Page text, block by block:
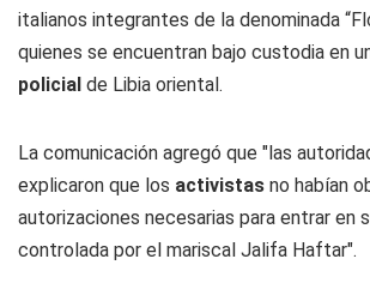
italianos integrantes de la denominada
quienes se encuentran bajo custodia en
policial de Libia oriental.
La comunicación agregó que "las
explicaron que los activistas no habían
autorizaciones necesarias para entrar en
controlada por el mariscal Jalifa Haftar".